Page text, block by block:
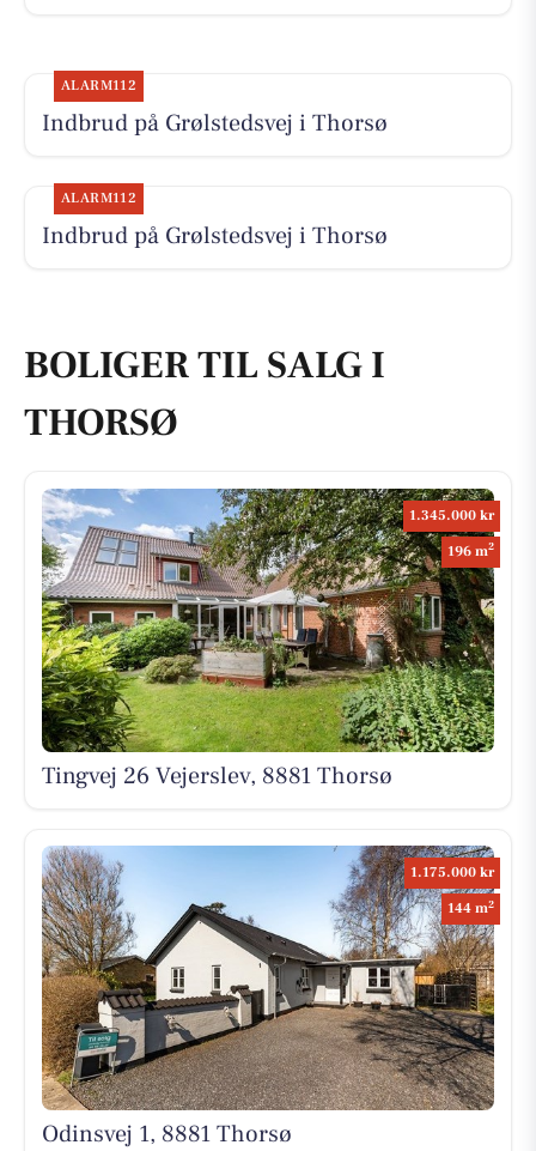
ALARM112
Indbrud på Grølstedsvej i Thorsø
ALARM112
Indbrud på Grølstedsvej i Thorsø
BOLIGER TIL SALG I
THORSØ
1.345.000 kr
196 m2
Tingvej 26 Vejerslev, 8881 Thorsø
1.175.000 kr
144 m2
Odinsvej 1, 8881 Thorsø